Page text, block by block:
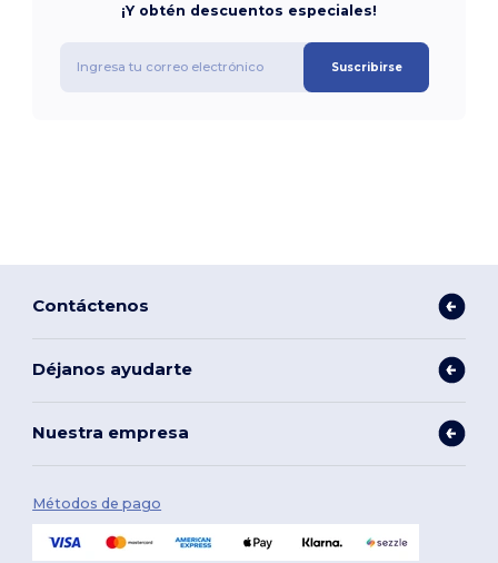
¡Y obtén descuentos especiales!
Suscribirse
Contáctenos
Déjanos ayudarte
Nuestra empresa
Métodos de pago